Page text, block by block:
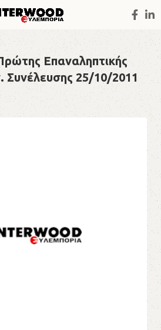
Επαναληπτικής
Συνέλευσης 25/10/2011